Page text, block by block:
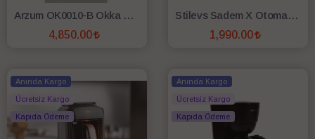
Arzum OK0010-B Okka Minio Pro Türk Kahve Makinesi - Bakır
4,850.00
Stilevs Sadem X Otomatik Türk Kahve Makinası - Beyaz
1,990.00
Anında Kargo
Ücretsiz Kargo
Kapıda Ödeme
Anında Kargo
Ücretsiz Kargo
Kapıda Ödeme